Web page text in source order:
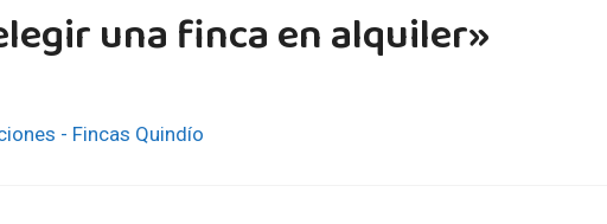
una finca en alquiler»
- Fincas Quindío